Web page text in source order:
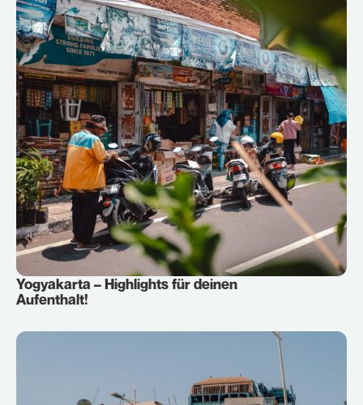
Yogyakarta – Highlights für deinen
Aufenthalt!